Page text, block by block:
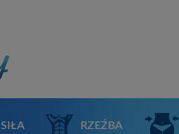
SIŁA RZEŹBA